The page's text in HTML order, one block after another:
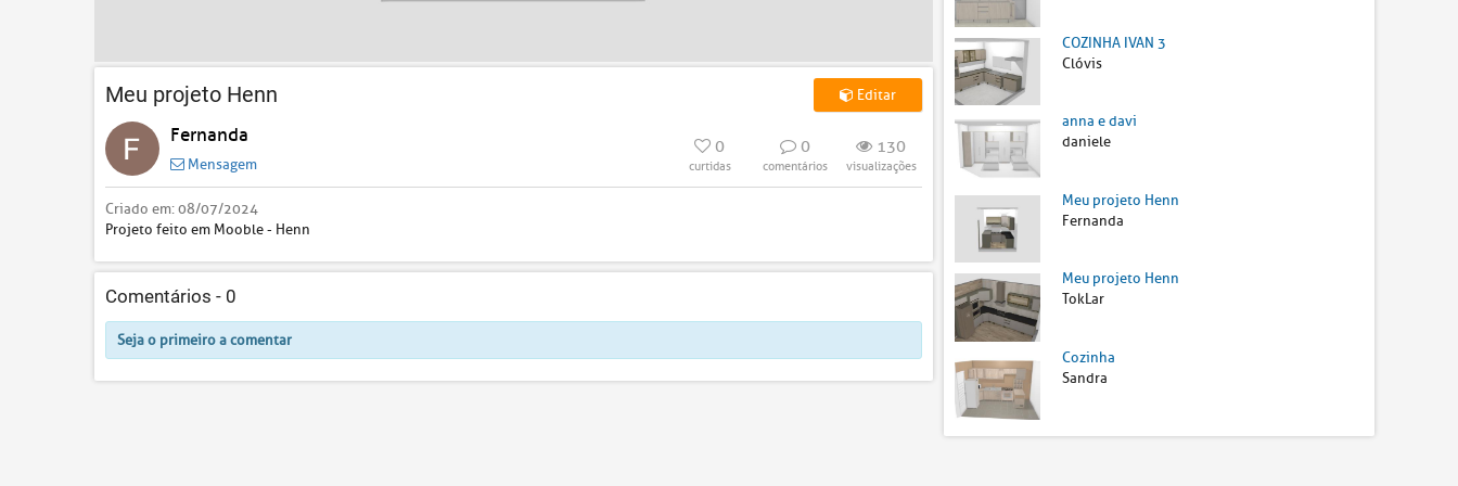
Meu projeto Henn Editar
Fernanda
Mensagem
0
curtidas
0
comentários
130
visualizações
Criado em:08/07/2024
Projeto feito em Mooble - Henn
Comentários - 0
Seja o primeiro a comentar
COZINHA IVAN 3
Clóvis
anna e davi
daniele
Meu projeto Henn
Fernanda
Meu projeto Henn
TokLar
Cozinha
Sandra